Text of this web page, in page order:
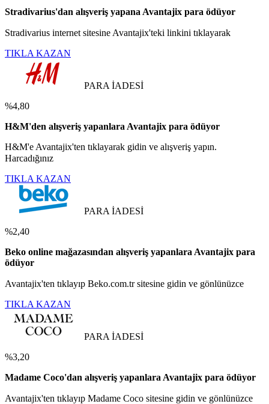
Stradivarius'dan alışveriş yapana Avantajix para ödüyor
Stradivarius internet sitesine Avantajix'teki linkini tıklayarak
TIKLA KAZAN
PARA İADESİ
%4,80
H&M'den alışveriş yapanlara Avantajix para ödüyor
H&M'e Avantajix'ten tıklayarak gidin ve alışveriş yapın.
Harcadığınız
TIKLA KAZAN
PARA İADESİ
%2,40
Beko online mağazasından alışveriş yapanlara Avantajix para
ödüyor
Avantajix'ten tıklayıp Beko.com.tr sitesine gidin ve gönlünüzce
TIKLA KAZAN
PARA İADESİ
%3,20
Madame Coco'dan alışveriş yapanlara Avantajix para ödüyor
Avantajix'ten tıklayıp Madame Coco sitesine gidin ve gönlünüzce